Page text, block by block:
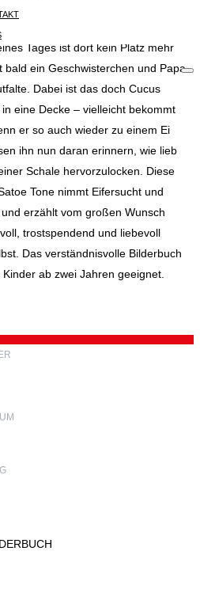
Tages ist dort kein Platz mehr
ein Geschwisterchen und Papa
Dabei ist das doch Cucus
eine Decke – vielleicht bekommt
er so auch wieder zu einem Ei
ihn nun daran erinnern, wie lieb
Schale hervorzulocken. Diese
Tone nimmt Eifersucht und
erzählt vom großen Wunsch
trostspendend und liebevoll
Das verständnisvolle Bilderbuch
ab zwei Jahren geeignet.